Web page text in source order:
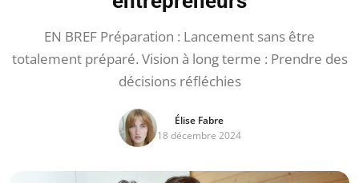
EN BREF Préparation : Lancement sans être
totalement préparé. Vision à long terme : Prendre des
décisions réfléchies
Élise Fabre
18 décembre 2024